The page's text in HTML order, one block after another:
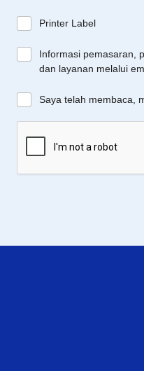
Printer Label
Informasi pemasaran,
dan layanan melalui
Saya telah membaca,